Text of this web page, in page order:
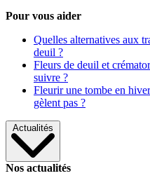
Pour vous aider
Quelles alternatives aux
deuil ?
Fleurs de deuil et
suivre ?
Fleurir une tombe en
gèlent pas ?
Actualités
Nos actualités